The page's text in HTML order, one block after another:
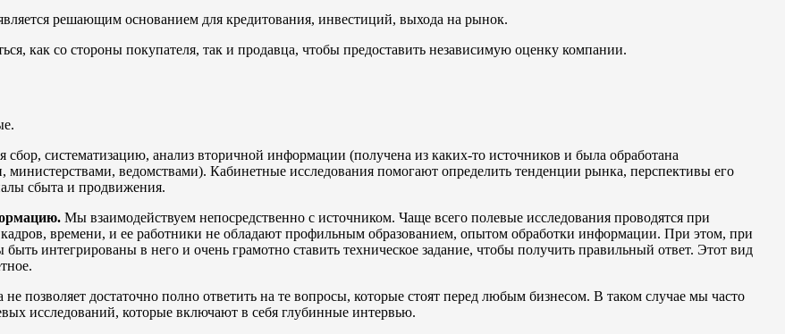
решающим основанием для кредитования, инвестиций, выхода на рынок.
как со стороны покупателя, так и продавца, чтобы предоставить независимую оценку компании.
сбор, систематизацию, анализ вторичной информации (получена из каких-то источников и была обработана
министерствами, ведомствами). Кабинетные исследования помогают определить тенденции рынка, перспективы его
сбыта и продвижения.
Мы взаимодействуем непосредственно с источником. Чаще всего полевые исследования проводятся при
времени, и ее работники не обладают профильным образованием, опытом обработки информации. При этом, при
интегрированы в него и очень грамотно ставить техническое задание, чтобы получить правильный ответ. Этот вид
позволяет достаточно полно ответить на те вопросы, которые стоят перед любым бизнесом. В таком случае мы часто
исследований, которые включают в себя глубинные интервью.